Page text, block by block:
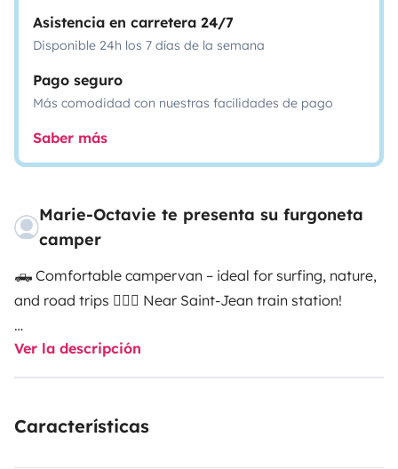
Asistencia en carretera 24/7
Disponible 24h los 7 días de la semana
Pago seguro
Más comodidad con nuestras facilidades de pago
Saber más
Marie-Octavie te presenta su furgoneta
camper
🛻 Comfortable campervan – ideal for surfing, nature,
and road trips 🏄‍♂️🌿 Near Saint-Jean train station!
🔧 The van
consumption (6.9L/100km). It\'s fully equipped,
Ver la descripción
Características